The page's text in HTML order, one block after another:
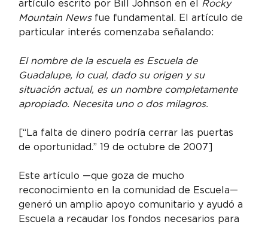
artículo escrito por Bill Johnson en el Rocky
Mountain News fue fundamental. El artículo de
particular interés comenzaba señalando:
El nombre de la escuela es Escuela de
Guadalupe, lo cual, dado su origen y su
situación actual, es un nombre completamente
apropiado. Necesita uno o dos milagros.
[“La falta de dinero podría cerrar las puertas
de oportunidad.” 19 de octubre de 2007]
Este artículo —que goza de mucho
reconocimiento en la comunidad de Escuela—
generó un amplio apoyo comunitario y ayudó a
Escuela a recaudar los fondos necesarios para